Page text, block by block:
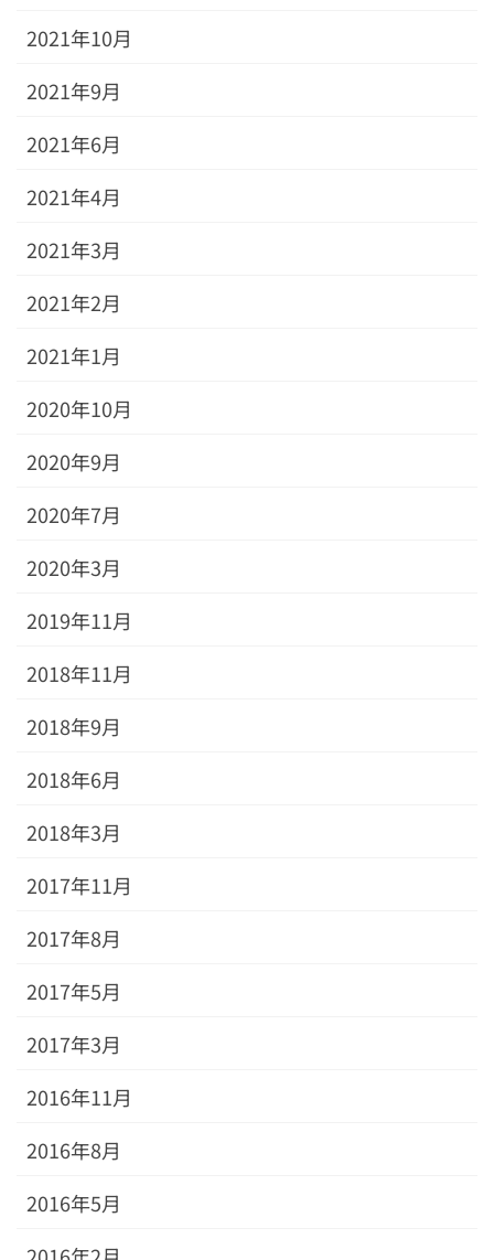
2021年10月
2021年9月
2021年6月
2021年4月
2021年3月
2021年2月
2021年1月
2020年10月
2020年9月
2020年7月
2020年3月
2019年11月
2018年11月
2018年9月
2018年6月
2018年3月
2017年11月
2017年8月
2017年5月
2017年3月
2016年11月
2016年8月
2016年5月